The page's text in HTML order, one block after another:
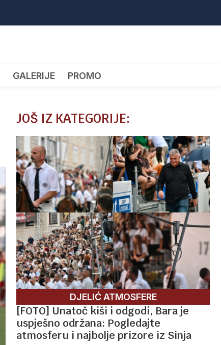
GALERIJE PROMO
JOŠ IZ KATEGORIJE:
DJELIĆ ATMOSFERE
[FOTO] Unatoč kiši i odgodi, Bara je
uspješno održana: Pogledajte
atmosferu i najbolje prizore iz Sinja